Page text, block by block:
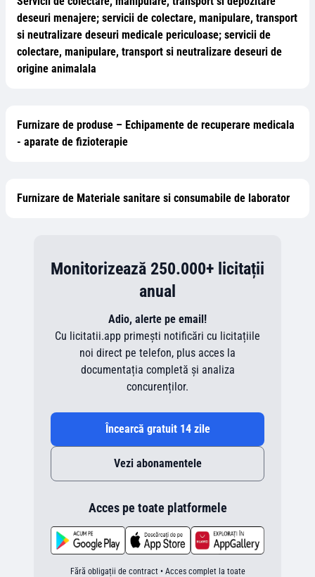
deseuri menajere; servicii de colectare, manipulare, transport
si neutralizare deseuri medicale periculoase; servicii de
colectare, manipulare, transport si neutralizare deseuri de
origine animalala
Furnizare de produse – Echipamente de recuperare medicala
- aparate de fizioterapie
Furnizare de Materiale sanitare si consumabile de laborator
Monitorizează 250.000+ licitații
anual
Adio, alerte pe email!
Cu licitatii.app primești notificări cu licitațiile
noi direct pe telefon, plus acces la
documentația completă și analiza
concurenților.
Încearcă gratuit 14 zile
Vezi abonamentele
Acces pe toate platformele
Fără obligații de contract • Acces complet la toate